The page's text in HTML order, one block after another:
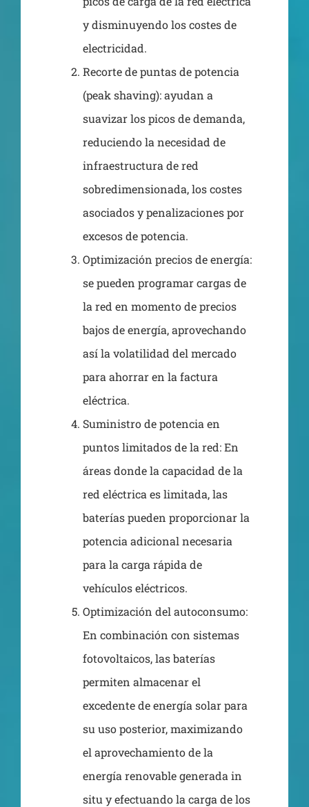
y disminuyendo los costes de
electricidad.
Recorte de puntas de potencia
(peak shaving): ayudan a
suavizar los picos de demanda,
reduciendo la necesidad de
infraestructura de red
sobredimensionada, los costes
asociados y penalizaciones por
excesos de potencia.
Optimización precios de energía:
se pueden programar cargas de
la red en momento de precios
bajos de energía, aprovechando
así la volatilidad del mercado
para ahorrar en la factura
eléctrica.
Suministro de potencia en
puntos limitados de la red: En
áreas donde la capacidad de la
red eléctrica es limitada, las
baterías pueden proporcionar la
potencia adicional necesaria
para la carga rápida de
vehículos eléctricos.
Optimización del autoconsumo:
En combinación con sistemas
fotovoltaicos, las baterías
permiten almacenar el
excedente de energía solar para
su uso posterior, maximizando
el aprovechamiento de la
energía renovable generada in
situ y efectuando la carga de los